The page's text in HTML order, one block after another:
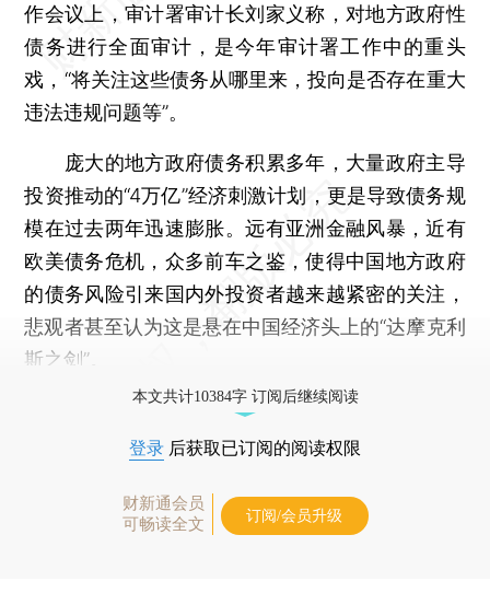
作会议上，审计署审计长刘家义称，对地方政府性
债务进行全面审计，是今年审计署工作中的重头
戏，“将关注这些债务从哪里来，投向是否存在重大
违法违规问题等”。
庞大的地方政府债务积累多年，大量政府主导
投资推动的“4万亿”经济刺激计划，更是导致债务规
模在过去两年迅速膨胀。远有亚洲金融风暴，近有
欧美债务危机，众多前车之鉴，使得中国地方政府
的债务风险引来国内外投资者越来越紧密的关注，
悲观者甚至认为这是悬在中国经济头上的“达摩克利
斯之剑”。
本文共计10384字 订阅后继续阅读
登录 后获取已订阅的阅读权限
财新通会员
可畅读全文
订阅/会员升级